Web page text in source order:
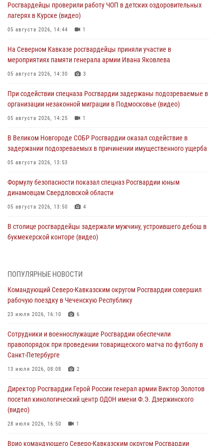
Росгвардейцы проверили работу ЧОП в детских оздоровительных
лагерях в Курске (видео)
05 августа 2026, 14:44 1
На Северном Кавказе росгвардейцы приняли участие в
мероприятиях памяти генерала армии Ивана Яковлева
05 августа 2026, 14:30 3
При содействии спецназа Росгвардии задержаны подозреваемые в
организации незаконной миграции в Подмосковье (видео)
05 августа 2026, 14:25 1
В Великом Новгороде СОБР Росгвардии оказал содействие в
задержании подозреваемых в причинении имущественного ущерба
05 августа 2026, 13:53
Формулу безопасности показал спецназ Росгвардии юным
динамовцам Свердловской области
05 августа 2026, 13:50 4
В столице росгвардейцы задержали мужчину, устроившего дебош в
букмекерской конторе (видео)
В Удмуртии при силовой поддержке спецназа Росгвардии
оздоровительных услуг (видео)
05 августа 2026, 13:20
посетили мастер-класс по художественной гимнастике
05 августа 2026, 13:00 3
Офицеры Росгвардии и ветераны войск правопорядка почтили
05 августа 2026, 12:40
Росгвардейцы приняли участие в акции «Волна памяти»,
посвящённой 83‑й годовщине освобождения Белгорода от
ПОПУЛЯРНЫЕ НОВОСТИ
Командующий Северо-Кавказским округом Росгвардии совершил
рабочую поездку в Чеченскую Республику
23 июля 2026, 16:10 6
Сотрудники и военнослужащие Росгвардии обеспечили
правопорядок при проведении товарищеского матча по футболу в
Санкт-Петербурге
13 июля 2026, 08:08 2
Директор Росгвардии Герой России генерал армии Виктор Золотов
посетил кинологический центр ОДОН имени Ф.Э. Дзержинского
(видео)
28 июля 2026, 16:50 1
Врио командующего Северо-Кавказским округом Росгвардии